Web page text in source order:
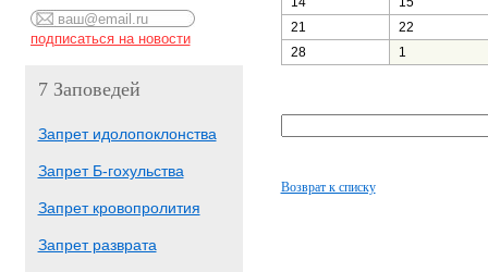
7 Заповедей
Запрет идолопоклонства
Запрет Б-гохульства
Запрет кровопролития
Запрет разврата
21
22
28
1
Возврат к списку